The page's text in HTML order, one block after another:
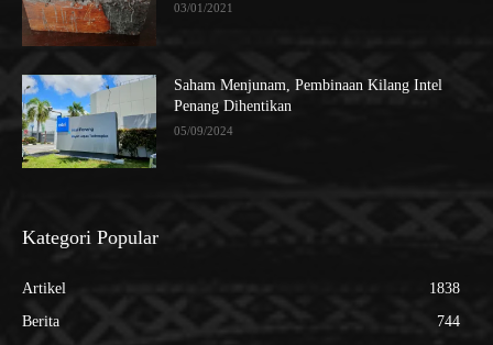
03/01/2021
Saham Menjunam, Pembinaan Kilang Intel
Penang Dihentikan
05/09/2024
Kategori Popular
Artikel
1838
Berita
744